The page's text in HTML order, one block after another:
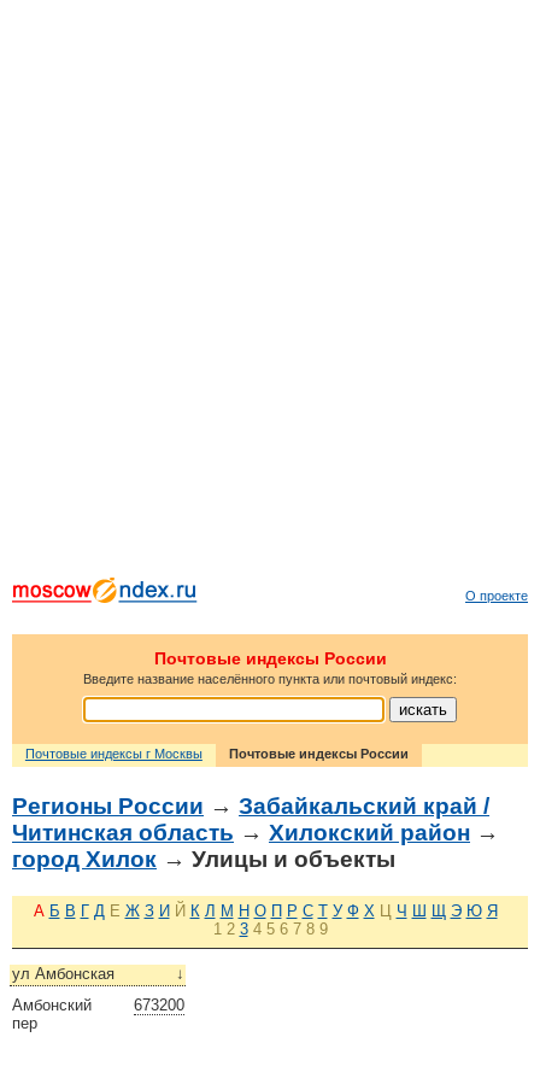
О проекте
Почтовые индексы России
Введите название населённого пункта или почтовый индекс:
Почтовые индексы г Москвы Почтовые индексы России
Регионы России → Забайкальский край /
Читинская область → Хилокский район →
город Хилок → Улицы и объекты
А Б В Г Д Е Ж З И Й К Л М Н О П Р С Т У Ф Х Ц Ч Ш Щ Э Ю Я
1 2 3 4 5 6 7 8 9
↓
ул Амбонская
673200
Амбонский
пер